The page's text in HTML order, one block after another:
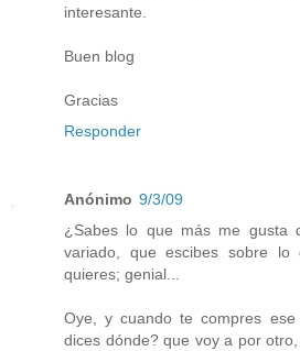
interesante.
Buen blog
Gracias
Responder
Anónimo 9/3/09
¿Sabes lo que más me gusta
variado, que escibes sobre
quieres; genial...
Oye, y cuando te compres
dices dónde? que voy a por